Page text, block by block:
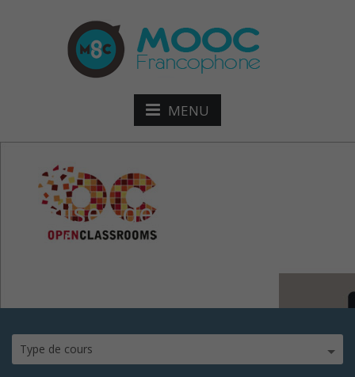
MENU
Réalisez-des-sites-
modernes
Type de cours